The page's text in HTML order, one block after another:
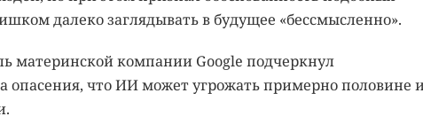
далеко заглядывать в будущее «бессмысленно».
материнской компании Google подчеркнул
опасения, что ИИ может угрожать примерно половине